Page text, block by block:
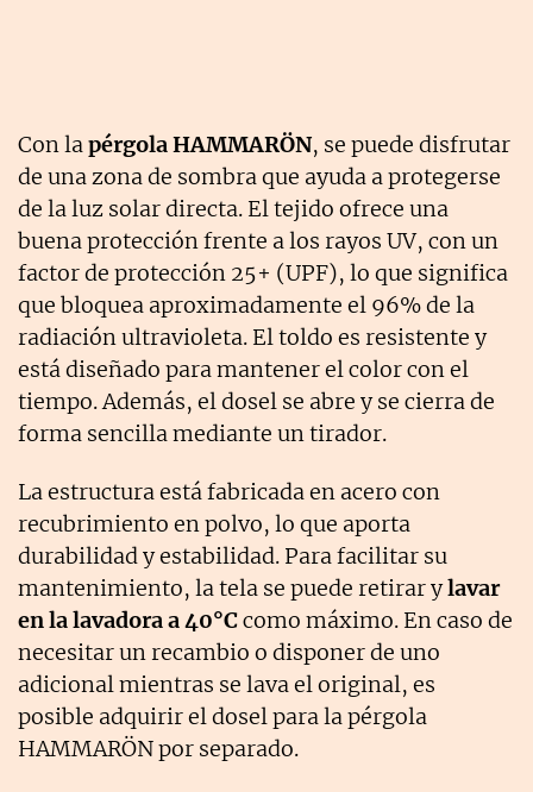
Con lapérgola HAMMARÖN, se puede disfrutar
de una zona de sombra que ayuda a protegerse
de la luz solar directa. El tejido ofrece una
buena protección frente a los rayos UV, con un
factor de protección 25+ (UPF), lo que significa
que bloquea aproximadamente el 96% de la
radiación ultravioleta. El toldo es resistente y
está diseñado para mantener el color con el
tiempo. Además, el dosel se abre y se cierra de
forma sencilla mediante un tirador.
La estructura está fabricada en acero con
recubrimiento en polvo, lo que aporta
durabilidad y estabilidad. Para facilitar su
mantenimiento, la tela se puede retirar ylavar
en la lavadora a 40°Ccomo máximo. En caso de
necesitar un recambio o disponer de uno
adicional mientras se lava el original, es
posible adquirir el dosel para la pérgola
HAMMARÖN por separado.